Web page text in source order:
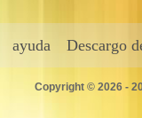
ayuda Descargo
Copyright © 2026 -